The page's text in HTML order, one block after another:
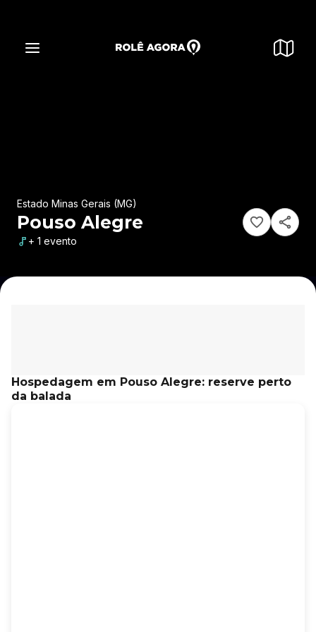
Estado Minas Gerais (MG)
Pouso Alegre
+ 1 evento
Hospedagem em Pouso Alegre: reserve perto
da balada